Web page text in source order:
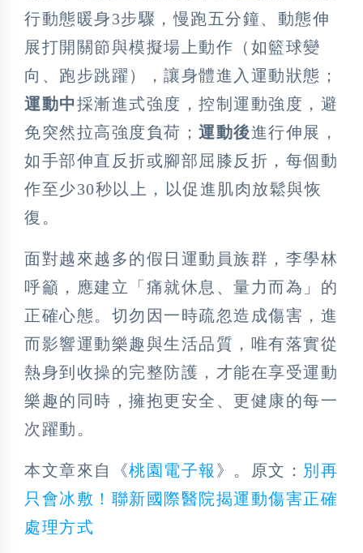
行動態暖身3步驟，慢跑五分鐘、動態伸
展打開關節與模擬場上動作（如籃球變
向、跑步跳躍），讓身體進入運動狀態；
運動中採漸進式強度，控制運動強度，避
免突然拉高強度負荷； 運動後進行伸展，
如手部伸直反折或腳部屈膝反折，每個動
作至少30秒以上，以促進肌肉放鬆與恢
復。
面對越來越多的假日運動員族群，李學林
呼籲，應建立「痛就休息、量力而為」的
正確心態。切勿因一時疏忽造成傷害，進
而影響運動樂趣與生活品質，唯有落實從
熱身到收操的完整防護，才能在享受運動
樂趣的同時，擁抱更安全、更健康的每一
次躍動。
本文章來自《桃園電子報 》。原文： 別再
只會冰敷！聯新國際醫院揭運動傷害正確
處理方式